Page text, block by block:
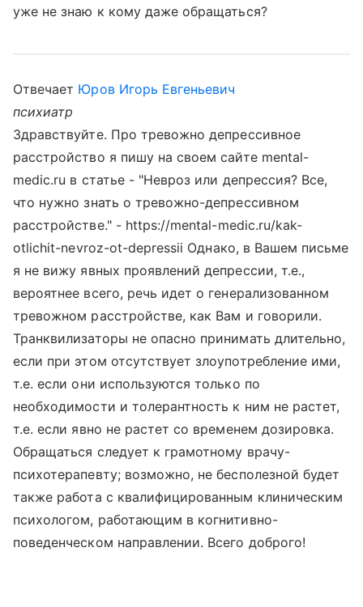
уже не знаю к кому даже обращаться?
Отвечает Юров Игорь Евгеньевич
психиатр
Здравствуйте. Про тревожно депрессивное
расстройство я пишу на своем сайте mental-
medic.ru в статье - "Невроз или депрессия? Все,
что нужно знать о тревожно-депрессивном
расстройстве." - https://mental-medic.ru/kak-
otlichit-nevroz-ot-depressii Однако, в Вашем письме
я не вижу явных проявлений депрессии, т.е.,
вероятнее всего, речь идет о генерализованном
тревожном расстройстве, как Вам и говорили.
Транквилизаторы не опасно принимать длительно,
если при этом отсутствует злоупотребление ими,
т.е. если они используются только по
необходимости и толерантность к ним не растет,
т.е. если явно не растет со временем дозировка.
Обращаться следует к грамотному врачу-
психотерапевту; возможно, не бесполезной будет
также работа с квалифицированным клиническим
психологом, работающим в когнитивно-
поведенческом направлении. Всего доброго!